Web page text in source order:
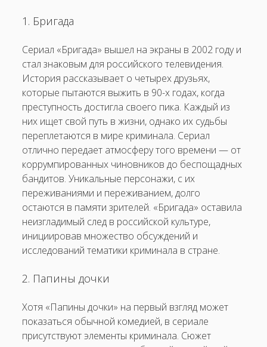
1. Бригада
Сериал «Бригада» вышел на экраны в 2002 году и
стал знаковым для российского телевидения.
История рассказывает о четырех друзьях,
которые пытаются выжить в 90-х годах, когда
преступность достигла своего пика. Каждый из
них ищет свой путь в жизни, однако их судьбы
переплетаются в мире криминала. Сериал
отлично передает атмосферу того времени — от
коррумпированных чиновников до беспощадных
бандитов. Уникальные персонажи, с их
переживаниями и переживанием, долго
остаются в памяти зрителей. «Бригада» оставила
неизгладимый след в российской культуре,
инициировав множество обсуждений и
исследований тематики криминала в стране.
2. Папины дочки
Хотя «Папины дочки» на первый взгляд может
показаться обычной комедией, в сериале
присутствуют элементы криминала. Сюжет